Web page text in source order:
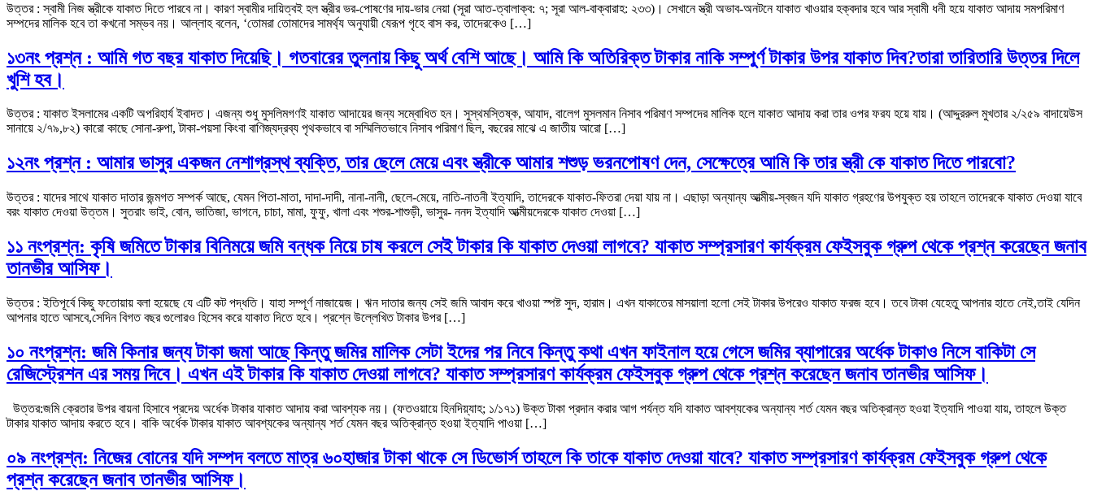
উত্তর : স্বামী নিজ স্ত্রীকে যাকাত দিতে পারবে না। কারণ স্বামীর দায়িত্বই হল স্ত্রীর ভর-পোষণের দায়-ভার নেয়া (সূরা আত-ত্বালাক্ব: ৭; সূরা আল-বাক্বারাহ: ২৩৩)। সেখানে স্ত্রী অভাব-অনটনে যাকাত খাওয়ার হক্বদার হবে আর স্বামী ধনী হয়ে যাকাত আদায় সমপরিমাণ
সম্পদের মালিক হবে তা কখনো সম্ভব নয়। আল্লাহ বলেন, ‘তোমরা তোমাদের সামর্থ্য অনুযায়ী যেরূপ গৃহে বাস কর, তাদেরকেও […]
১৩নং প্রশ্ন : আমি গত বছর যাকাত দিয়েছি। গতবারের তুলনায় কিছু অর্থ বেশি আছে। আমি কি অতিরিক্ত টাকার নাকি সম্পুর্ণ টাকার উপর যাকাত দিব?তারা তারিতারি উত্তর দিলে
খুশি হব।
উত্তর : যাকাত ইসলামের একটি অপরিহার্য ইবাদত। এজন্য শুধু মুসলিমগণই যাকাত আদায়ের জন্য সম্বোধিত হন। সুস্থমস্তিষ্ক, আযাদ, বালেগ মুসলমান নিসাব পরিমাণ সম্পদের মালিক হলে যাকাত আদায় করা তার ওপর ফরয হয়ে যায়। (আদ্দুররুল মুখতার ২/২৫৯ বাদায়েউস
সানায়ে ২/৭৯,৮২) কারো কাছে সোনা-রুপা, টাকা-পয়সা কিংবা বাণিজ্যদ্রব্য পৃথকভাবে বা সম্মিলিতভাবে নিসাব পরিমাণ ছিল, বছরের মাঝে এ জাতীয় আরো […]
১২নং প্রশ্ন : আমার ভাসুর একজন নেশাগ্রস্থ ব্যক্তি, তার ছেলে মেয়ে এবং স্ত্রীকে আমার শশুড় ভরনপোষণ দেন, সেক্ষেত্রে আমি কি তার স্ত্রী কে যাকাত দিতে পারবো?
উত্তর : যাদের সাথে যাকাত দাতার জন্মগত সম্পর্ক আছে, যেমন পিতা-মাতা, দাদা-দাদী, নানা-নানী, ছেলে-মেয়ে, নাতি-নাতনী ইত্যাদি, তাদেরকে যাকাত-ফিতরা দেয়া যায় না। এছাড়া অন্যান্য আত্মীয়-স্বজন যদি যাকাত গ্রহণের উপযুক্ত হয় তাহলে তাদেরকে যাকাত দেওয়া যাবে
বরং যাকাত দেওয়া উত্তম। সুতরাং ভাই, বোন, ভাতিজা, ভাগনে, চাচা, মামা, ফুফু, খালা এবং শশুর-শাশুড়ী, ভাসুর- ননদ ইত্যাদি আত্মীয়দেরকে যাকাত দেওয়া […]
১১ নংপ্রশ্ন: কৃষি জমিতে টাকার বিনিময়ে জমি বন্ধক নিয়ে চাষ করলে সেই টাকার কি যাকাত দেওয়া লাগবে? যাকাত সম্প্রসারণ কার্যক্রম ফেইসবুক গ্রুপ থেকে প্রশ্ন করেছেন জনাব
তানভীর আসিফ।
উত্তর : ইতিপূর্বে কিছু ফতোয়ায় বলা হয়েছে যে এটি কট পদ্ধতি। যাহা সম্পূর্ণ নাজায়েজ। ঋন দাতার জন্য সেই জমি আবাদ করে খাওয়া স্পষ্ট সুদ, হারাম। এখন যাকাতের মাসয়ালা হলো সেই টাকার উপরেও যাকাত ফরজ হবে। তবে টাকা যেহেতু আপনার হাতে নেই,তাই যেদিন
আপনার হাতে আসবে,সেদিন বিগত বছর গুলোরও হিসেব করে যাকাত দিতে হবে। প্রশ্নে উল্লেখিত টাকার উপর […]
১০ নংপ্রশ্ন: জমি কিনার জন্য টাকা জমা আছে কিন্তু জমির মালিক সেটা ইদের পর নিবে কিন্তু কথা এখন ফাইনাল হয়ে গেসে জমির ব্যাপারের অর্ধেক টাকাও নিসে বাকিটা সে
রেজিস্ট্রেশন এর সময় দিবে। এখন এই টাকার কি যাকাত দেওয়া লাগবে? যাকাত সম্প্রসারণ কার্যক্রম ফেইসবুক গ্রুপ থেকে প্রশ্ন করেছেন জনাব তানভীর আসিফ।
উত্তর:জমি ক্রেতার উপর বায়না হিসাবে প্রদেয় অর্ধেক টাকার যাকাত আদায় করা আবশ্যক নয়। (ফতওয়ায়ে হিনদিয়্যাহ; ১/১৭১) উক্ত টাকা প্রদান করার আগ পর্যন্ত যদি যাকাত আবশ্যকের অন্যান্য শর্ত যেমন বছর অতিক্রান্ত হওয়া ইত্যাদি পাওয়া যায়, তাহলে উক্ত
টাকার যাকাত আদায় করতে হবে। বাকি অর্ধেক টাকার যাকাত আবশ্যকের অন্যান্য শর্ত যেমন বছর অতিক্রান্ত হওয়া ইত্যাদি পাওয়া […]
০৯ নংপ্রশ্ন: নিজের বোনের যদি সম্পদ বলতে মাত্র ৬০হাজার টাকা থাকে সে ডিভোর্স তাহলে কি তাকে যাকাত দেওয়া যাবে? যাকাত সম্প্রসারণ কার্যক্রম ফেইসবুক গ্রুপ থেকে
প্রশ্ন করেছেন জনাব তানভীর আসিফ।